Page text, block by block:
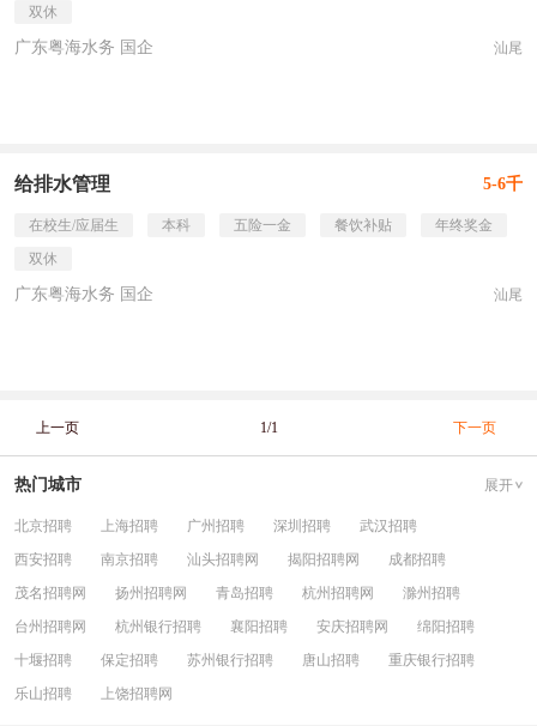
双休
广东粤海水务 国企 汕尾
给排水管理 5-6千
在校生/应届生 本科 五险一金 餐饮补贴
年终奖金
双休
广东粤海水务 国企 汕尾
上一页 1/1 下一页
热门城市 展开
北京招聘 上海招聘 广州招聘 深圳招聘
武汉招聘
西安招聘
南京招聘 汕头招聘网 揭阳招聘网
成都招聘
茂名招聘网
扬州招聘网 青岛招聘 杭州招聘网
滁州招聘
台州招聘网
杭州银行招聘 襄阳招聘 安庆招聘网
绵阳招聘
十堰招聘
保定招聘 苏州银行招聘 唐山招聘
重庆银行招聘
乐山招聘
上饶招聘网